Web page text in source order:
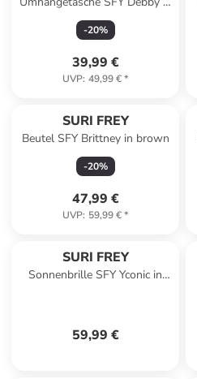
black
-20%
39,99 €
UVP: 49,99 €*
SURI FREY
Beutel SFY Brittney in brown
-20%
47,99 €
UVP: 59,99 €*
SURI FREY
Sonnenbrille SFY Yconic in
59,99 €